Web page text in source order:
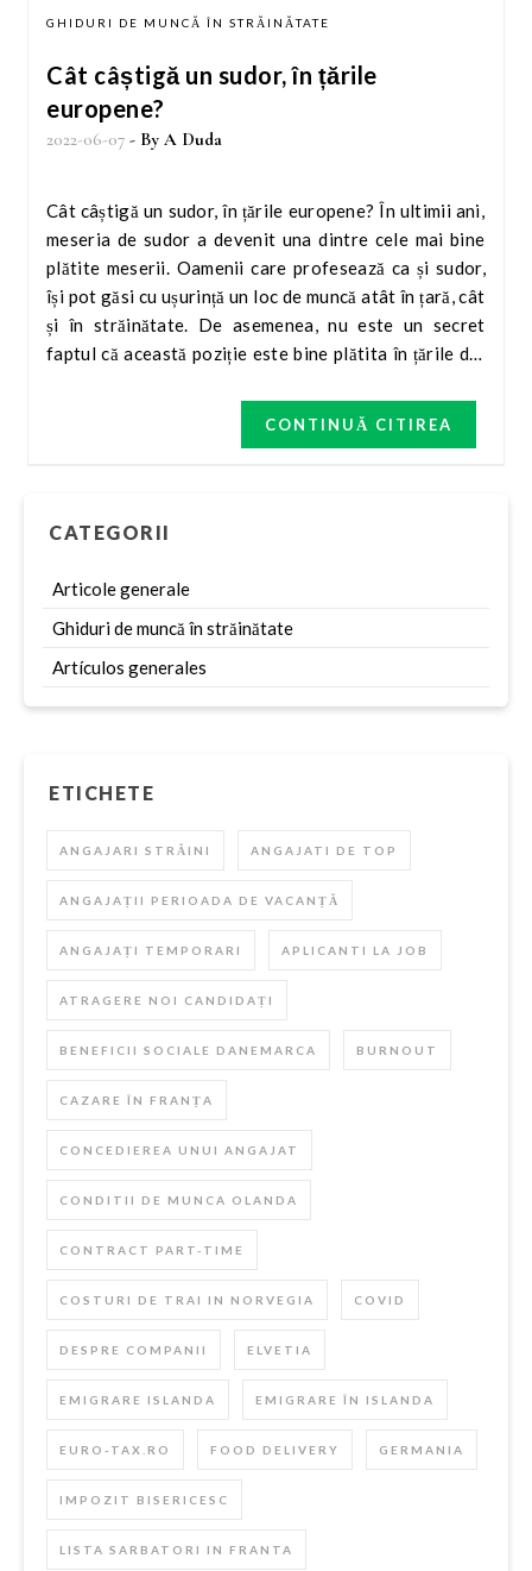
GHIDURI DE MUNCĂ ÎN STRĂINĂTATE
Cât câștigă un sudor, în țările
europene?
2022-06-07 - By A Duda
Cât câștigă un sudor, în țările europene? În ultimii ani,
meseria de sudor a devenit una dintre cele mai bine
plătite meserii. Oamenii care profesează ca și sudor,
își pot găsi cu ușurință un loc de muncă atât în ​​țară, cât
și în străinătate. De asemenea, nu este un secret
faptul că această poziție este bine plătita în țările din
CONTINUĂ CITIREA
CATEGORII
Articole generale
Ghiduri de muncă în străinătate
Artículos generales
ETICHETE
ANGAJARI STRĂINI ANGAJATI DE TOP
ANGAJAȚII PERIOADA DE VACANȚĂ
ANGAJAȚI TEMPORARI APLICANTI LA JOB
ATRAGERE NOI CANDIDAȚI
BENEFICII SOCIALE DANEMARCA BURNOUT
CAZARE ÎN FRANȚA
CONCEDIEREA UNUI ANGAJAT
CONDITII DE MUNCA OLANDA
CONTRACT PART-TIME
COSTURI DE TRAI IN NORVEGIA COVID
DESPRE COMPANII ELVETIA
EMIGRARE ISLANDA EMIGRARE ÎN ISLANDA
EURO-TAX.RO FOOD DELIVERY GERMANIA
IMPOZIT BISERICESC
LISTA SARBATORI IN FRANTA